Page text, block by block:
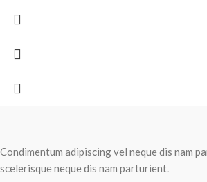
Condimentum adipiscing vel neque dis nam
scelerisque neque dis nam parturient.